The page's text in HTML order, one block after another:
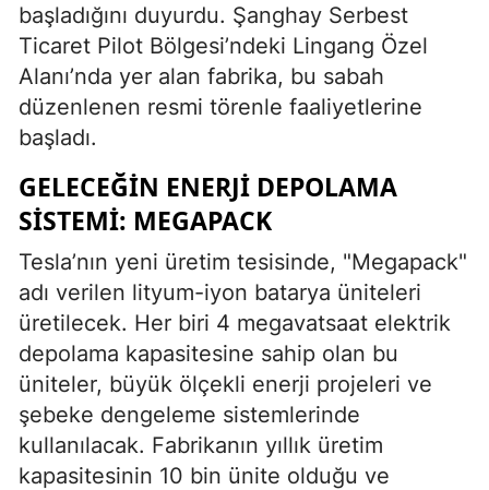
başladığını duyurdu. Şanghay Serbest
Ticaret Pilot Bölgesi’ndeki Lingang Özel
Alanı’nda yer alan fabrika, bu sabah
düzenlenen resmi törenle faaliyetlerine
başladı.
GELECEĞIN ENERJI DEPOLAMA
SISTEMI: MEGAPACK
Tesla’nın yeni üretim tesisinde, "Megapack"
adı verilen lityum-iyon batarya üniteleri
üretilecek. Her biri 4 megavatsaat elektrik
depolama kapasitesine sahip olan bu
üniteler, büyük ölçekli enerji projeleri ve
şebeke dengeleme sistemlerinde
kullanılacak. Fabrikanın yıllık üretim
kapasitesinin 10 bin ünite olduğu ve